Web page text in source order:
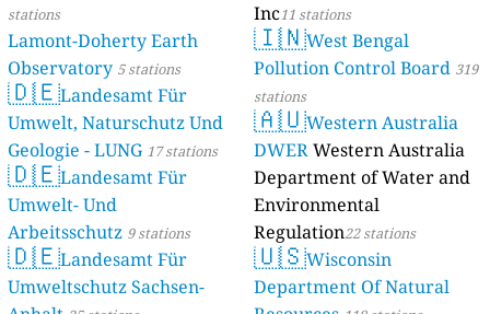
stations
Lamont-Doherty Earth
Observatory 5 stations
🇩🇪Landesamt Für
Umwelt, Naturschutz Und
Geologie - LUNG 17 stations
🇩🇪Landesamt Für
Umwelt- Und
Arbeitsschutz 9 stations
🇩🇪Landesamt Für
Umweltschutz Sachsen-
Inc11 stations
🇮🇳West Bengal
Pollution Control Board 319
stations
🇦🇺Western Australia
DWERWestern Australia
Department of Water and
Environmental
Regulation22 stations
🇺🇸Wisconsin
Department Of Natural